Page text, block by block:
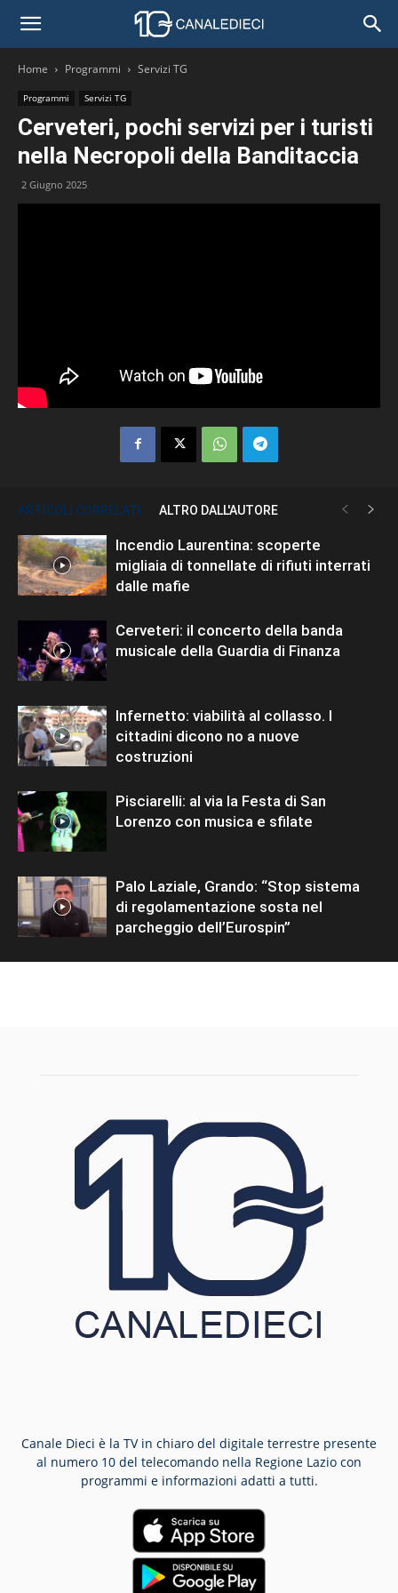
Home Programmi Servizi TG
Programmi Servizi TG
Cerveteri, pochi servizi per i turisti
nella Necropoli della Banditaccia
2 Giugno 2025
ARTICOLI CORRELATI ALTRO DALL'AUTORE
Incendio Laurentina: scoperte
migliaia di tonnellate di rifiuti interrati
dalle mafie
Cerveteri: il concerto della banda
musicale della Guardia di Finanza
Infernetto: viabilità al collasso. I
cittadini dicono no a nuove
costruzioni
Pisciarelli: al via la Festa di San
Lorenzo con musica e sfilate
Palo Laziale, Grando: “Stop sistema
di regolamentazione sosta nel
parcheggio dell’Eurospin”
Canale Dieci è la TV in chiaro del digitale terrestre presente
al numero 10 del telecomando nella Regione Lazio con
programmi e informazioni adatti a tutti.